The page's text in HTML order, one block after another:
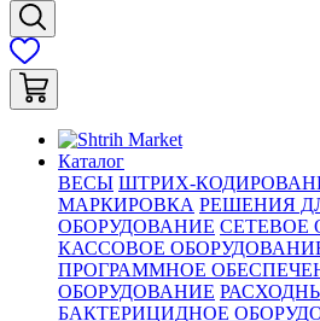
Каталог
ВЕСЫ ШТРИХ-
МАРКИРОВКА РЕШЕНИЯ
ОБОРУДОВАНИЕ СЕТЕВОЕ
КАССОВОЕ
ПРОГРАММНОЕ
ОБОРУДОВАНИЕ
БАКТЕРИЦИДНОЕ